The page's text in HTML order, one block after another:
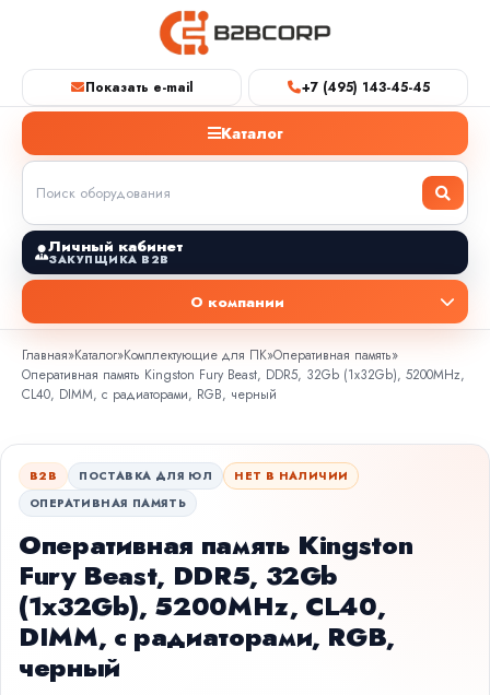
Показать e-mail +7 (495) 143-45-45
Каталог
Личный кабинет
ЗАКУПЩИКА B2B
О компании
Главная»Каталог»Комплектующие для ПК»Оперативная память»
Оперативная память Kingston Fury Beast, DDR5, 32Gb (1x32Gb), 5200MHz,
CL40, DIMM, с радиаторами, RGB, черный
B2B ПОСТАВКА ДЛЯ ЮЛ
НЕТ В НАЛИЧИИ
ОПЕРАТИВНАЯ ПАМЯТЬ
Оперативная память Kingston
Fury Beast, DDR5, 32Gb
(1x32Gb), 5200MHz, CL40,
DIMM, с радиаторами, RGB,
черный